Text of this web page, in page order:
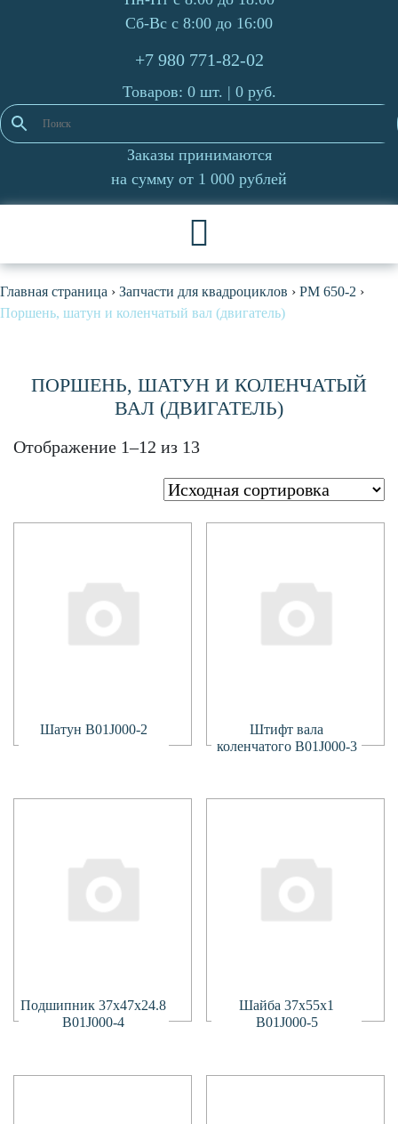
Сб-Вс с 8:00 до 16:00
+7 980 771-82-02
Товаров: 0 шт. | 0руб.
Заказы принимаются
на сумму от 1 000 рублей
Главная страница › Запчасти для квадроциклов › РМ 650-2 ›
Поршень, шатун и коленчатый вал (двигатель)
ПОРШЕНЬ, ШАТУН И КОЛЕНЧАТЫЙ
ВАЛ (ДВИГАТЕЛЬ)
Отображение 1–12 из 13
Шатун B01J000-2
Подробнее
Штифт вала
коленчатого B01J000-3
Подробнее
Подшипник 37х47х24.8
B01J000-4
Подробнее
Шайба 37х55х1
B01J000-5
Подробнее